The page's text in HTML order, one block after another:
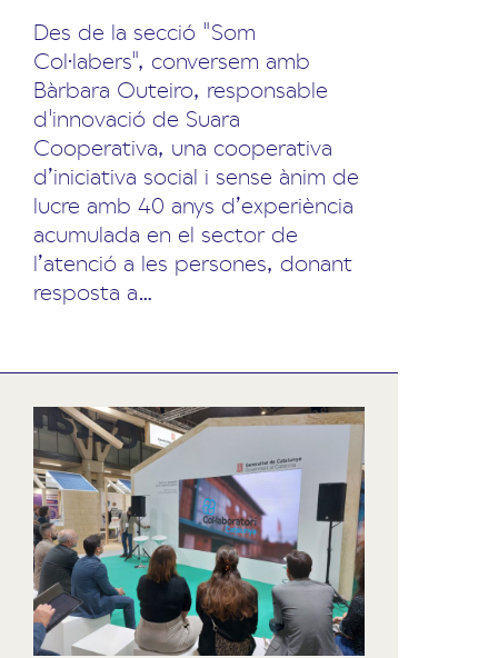
Des de la secció "Som
Col·labers", conversem amb
Bàrbara Outeiro, responsable
d'innovació de Suara
Cooperativa, una cooperativa
d’iniciativa social i sense ànim de
lucre amb 40 anys d’experiència
acumulada en el sector de
l’atenció a les persones, donant
resposta a…